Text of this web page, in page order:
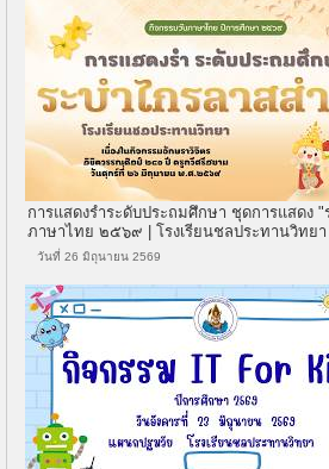
การแสดงรำระดับประถมศึกษา ชุดการแสดง "
ภาษาไทย ๒๕๖๙ | โรงเรียนชลประทานวิทยา
วันที่ 26 มิถุนายน 2569